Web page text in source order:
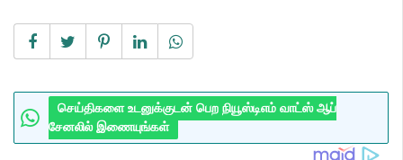
செய்திகளை உடனுக்குடன் பெற நியூஸ்டிஎம் வாட்ஸ் ஆப்
சேனலில் இணையுங்கள்